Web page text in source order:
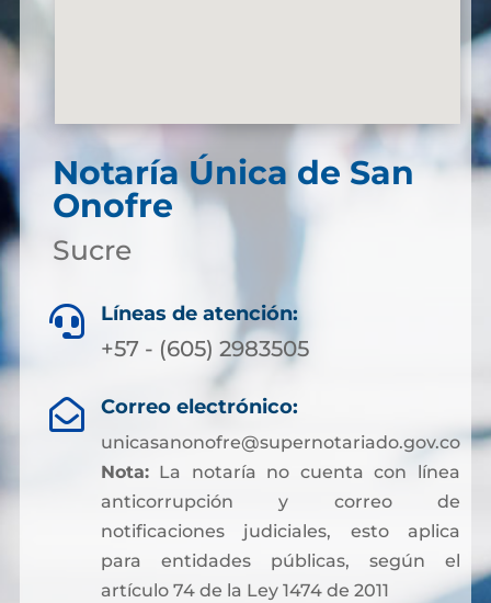
Notaría Única de San
Onofre
Sucre
 Líneas de atención:
+57 - (605) 2983505
 Correo electrónico:
unicasanonofre@supernotariado.gov.co
Nota:La notaría no cuenta con línea
anticorrupción y correo de
notificaciones judiciales, esto aplica
para entidades públicas, según el
artículo 74 de la Ley 1474 de 2011